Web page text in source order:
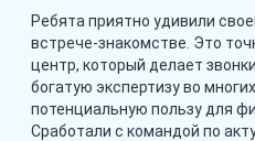
Ребята приятно удивили
встрече-знакомстве. Это
центр, который делает
богатую экспертизу во
потенциальную пользу для
Сработали с командой по